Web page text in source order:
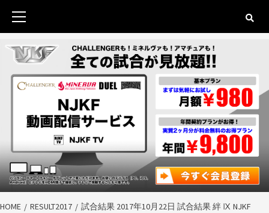
contentPrimary
HOME RESULT2017
試合結果 2017年10月22日 試合結果 絆 Ⅸ NJKF